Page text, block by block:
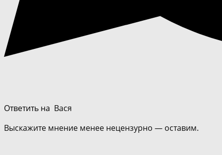
Ответить на Вася
Выскажите мнение менее нецензурно — оставим.